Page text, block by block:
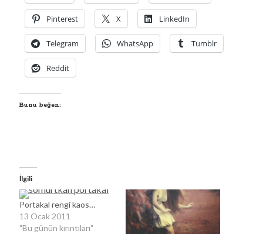
Pinterest X LinkedIn
Telegram WhatsApp Tumblr
Reddit
Bunu beğen:
İlgili
Portakal rengi kaos…
13 Ocak 2011
"Bu günün kırıntıları"